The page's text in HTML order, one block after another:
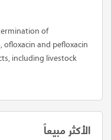
of
ofloxacin and pefloxacin
including livestock
الأكثر مبيعاً